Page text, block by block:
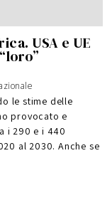
USA e UE
le stime delle
provocato e
i 290 e i 440
al 2030. Anche se